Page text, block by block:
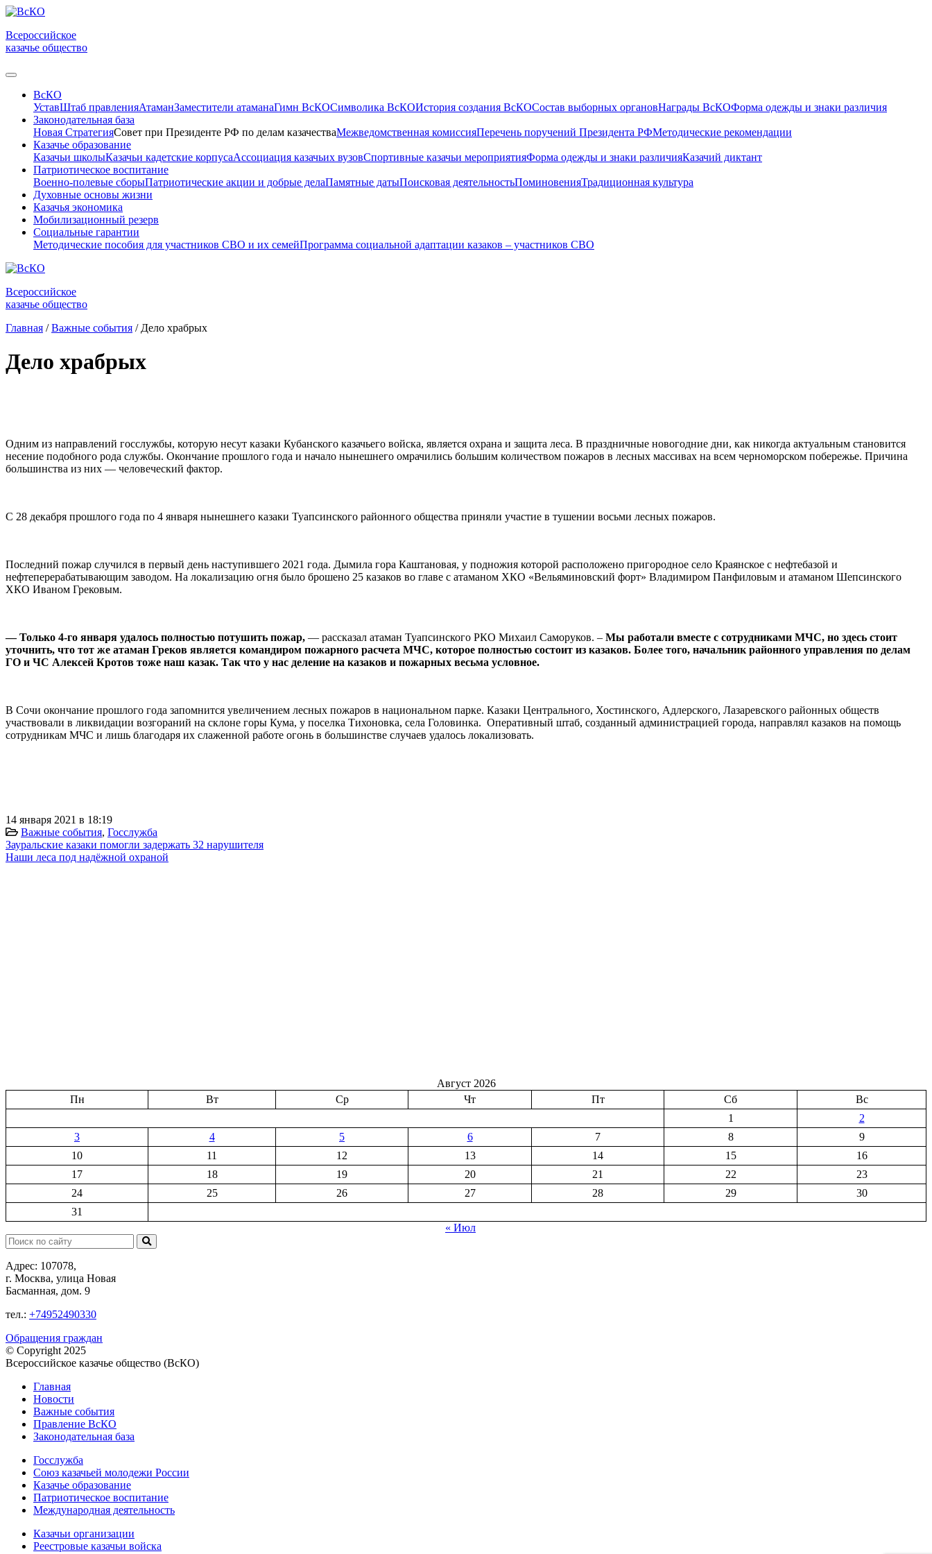
Всероссийское
казачье общество
ВсКО
УставШтаб правленияАтаманЗаместители атаманаГимн ВсКОСимволика ВсКОИстория создания ВсКОСостав выборных органовНаграды ВсКОФорма одежды и знаки различия
Законодательная база
Новая СтратегияСовет при Президенте РФ по делам казачестваМежведомственная комиссияПеречень поручений Президента РФМетодические рекомендации
Казачье образование
Казачьи школыКазачьи кадетские корпусаАссоциация казачьих вузовСпортивные казачьи мероприятияФорма одежды и знаки различияКазачий диктант
Патриотическое воспитание
Военно-полевые сборыПатриотические акции и добрые делаПамятные датыПоисковая деятельностьПоминовенияТрадиционная культура
Духовные основы жизни
Казачья экономика
Мобилизационный резерв
Социальные гарантии
Методические пособия для участников СВО и их семейПрограмма социальной адаптации казаков – участников СВО
Всероссийское
казачье общество
Главная / Важные события / Дело храбрых
Дело храбрых
Одним из направлений госслужбы, которую несут казаки Кубанского казачьего войска, является охрана и защита леса. В праздничные новогодние дни, как никогда актуальным становится
несение подобного рода службы. Окончание прошлого года и начало нынешнего омрачились большим количеством пожаров в лесных массивах на всем черноморском побережье. Причина
большинства из них — человеческий фактор.
С 28 декабря прошлого года по 4 января нынешнего казаки Туапсинского районного общества приняли участие в тушении восьми лесных пожаров.
Последний пожар случился в первый день наступившего 2021 года. Дымила гора Каштановая, у подножия которой расположено пригородное село Краянское с нефтебазой и
нефтеперерабатывающим заводом. На локализацию огня было брошено 25 казаков во главе с атаманом ХКО «Вельяминовский форт» Владимиром Панфиловым и атаманом Шепсинского
ХКО Иваном Грековым.
— Только 4-го января удалось полностью потушить пожар, — рассказал атаман Туапсинского РКО Михаил Саморуков. – Мы работали вместе с сотрудниками МЧС, но здесь стоит
уточнить, что тот же атаман Греков является командиром пожарного расчета МЧС, которое полностью состоит из казаков. Более того, начальник районного управления по делам
ГО и ЧС Алексей Кротов тоже наш казак. Так что у нас деление на казаков и пожарных весьма условное.
В Сочи окончание прошлого года запомнится увеличением лесных пожаров в национальном парке. Казаки Центрального, Хостинского, Адлерского, Лазаревского районных обществ
участвовали в ликвидации возгораний на склоне горы Кума, у поселка Тихоновка, села Головинка. Оперативный штаб, созданный администрацией города, направлял казаков на помощь
сотрудникам МЧС и лишь благодаря их слаженной работе огонь в большинстве случаев удалось локализовать.
14 января 2021 в 18:19
Важные события, Госслужба
Зауральские казаки помогли задержать 32 нарушителя
Наши леса под надёжной охраной
Август 2026
Пн
Вт Ср Чт Пт Сб
Вс
1
2
3
4 5 6 7 8
9
10
11 12 13 14 15
16
17
18 19 20 21 22
23
24
25 26 27 28 29
30
31
« Июл
Поиск:
Адрес: 107078,
г. Москва, улица Новая
Басманная, дом. 9
тел.: +74952490330
Обращения граждан
© Copyright 2025
Всероссийское казачье общество (ВсКО)
Главная
Новости
Важные события
Правление ВсКО
Законодательная база
Госслужба
Союз казачьей молодежи России
Казачье образование
Патриотическое воспитание
Международная деятельность
Казачьи организации
Реестровые казачьи войска